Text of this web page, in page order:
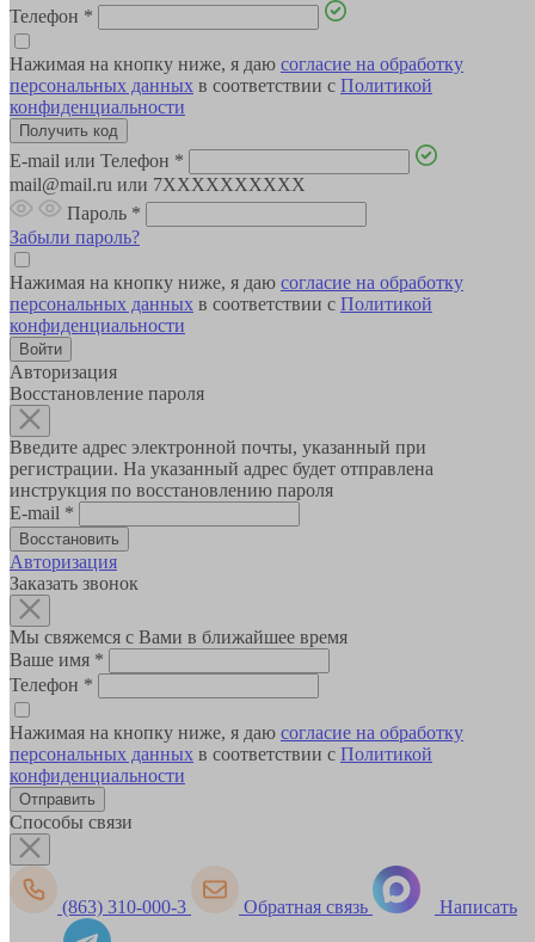
Телефон *
Нажимая на кнопку ниже, я даю согласие на обработку
персональных данных в соответствии с Политикой
конфиденциальности
E-mail или Телефон *
mail@mail.ru или 7XXXXXXXXXX
Пароль *
Забыли пароль?
Нажимая на кнопку ниже, я даю согласие на обработку
персональных данных в соответствии с Политикой
конфиденциальности
Авторизация
Восстановление пароля
Введите адрес электронной почты, указанный при
регистрации. На указанный адрес будет отправлена
инструкция по восстановлению пароля
E-mail *
Авторизация
Заказать звонок
Мы свяжемся с Вами в ближайшее время
Ваше имя *
Телефон *
Нажимая на кнопку ниже, я даю согласие на обработку
персональных данных в соответствии с Политикой
конфиденциальности
Способы связи
(863) 310-000-3 Обратная связь Написать